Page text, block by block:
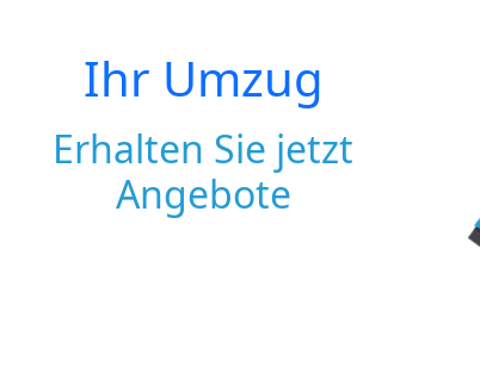
Ihr Umzug
Erhalten Sie jetzt
Angebote